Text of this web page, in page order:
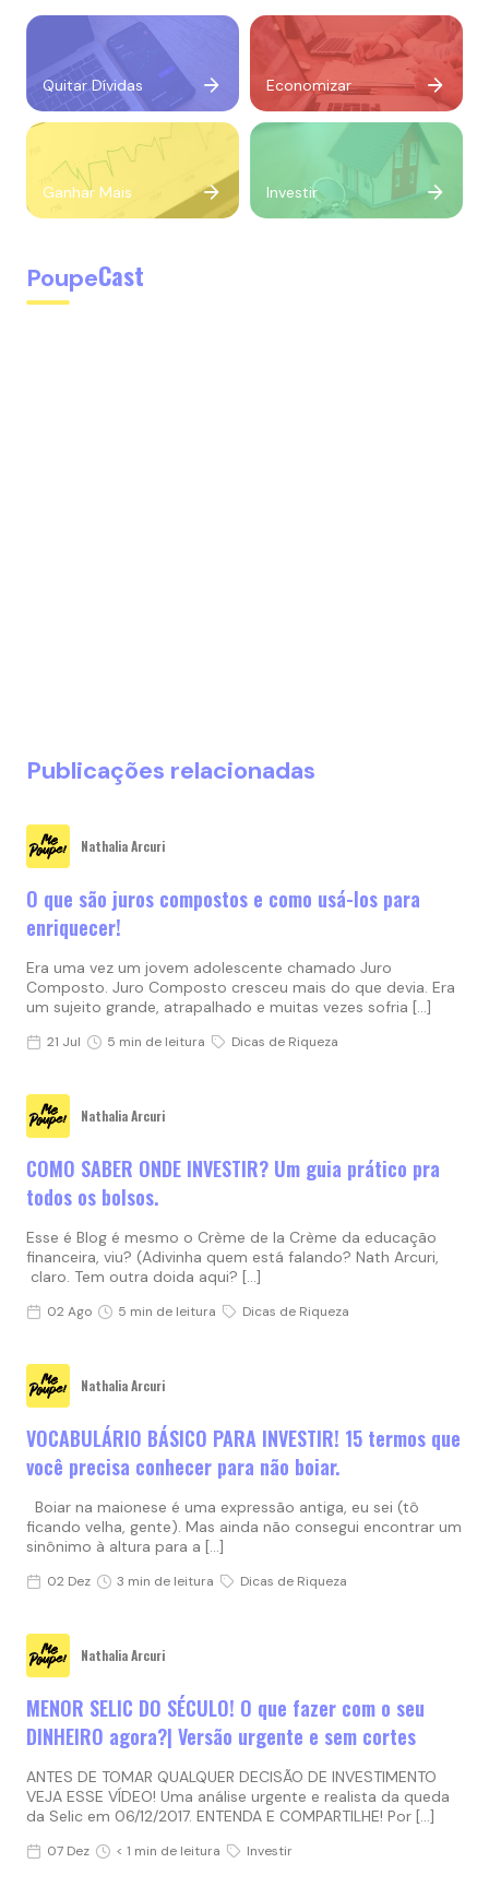
Quitar Dívidas Economizar
Ganhar Mais Investir
PoupeCast
Publicações relacionadas
Nathalia Arcuri
O que são juros compostos e como usá-los para
enriquecer!
Era uma vez um jovem adolescente chamado Juro
Composto. Juro Composto cresceu mais do que devia. Era
um sujeito grande, atrapalhado e muitas vezes sofria […]
21 Jul 5 min de leitura Dicas de Riqueza
Nathalia Arcuri
COMO SABER ONDE INVESTIR? Um guia prático pra
todos os bolsos.
Esse é Blog é mesmo o Crème de la Crème da educação
financeira, viu? (Adivinha quem está falando? Nath Arcuri,
claro. Tem outra doida aqui? […]
02 Ago 5 min de leitura Dicas de Riqueza
Nathalia Arcuri
VOCABULÁRIO BÁSICO PARA INVESTIR! 15 termos que
você precisa conhecer para não boiar.
Boiar na maionese é uma expressão antiga, eu sei (tô
ficando velha, gente). Mas ainda não consegui encontrar um
sinônimo à altura para a […]
02 Dez 3 min de leitura Dicas de Riqueza
Nathalia Arcuri
MENOR SELIC DO SÉCULO! O que fazer com o seu
DINHEIRO agora?| Versão urgente e sem cortes
ANTES DE TOMAR QUALQUER DECISÃO DE INVESTIMENTO
VEJA ESSE VÍDEO! Uma análise urgente e realista da queda
da Selic em 06/12/2017. ENTENDA E COMPARTILHE! Por […]
07 Dez < 1 min de leitura Investir